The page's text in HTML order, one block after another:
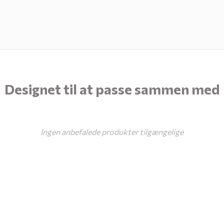
Designet til at passe sammen med
Ingen anbefalede produkter tilgængelige